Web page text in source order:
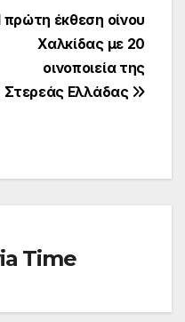
πρώτη έκθεση οίνου
Χαλκίδας με 20
οινοποιεία της
Στερεάς Ελλάδας
Time